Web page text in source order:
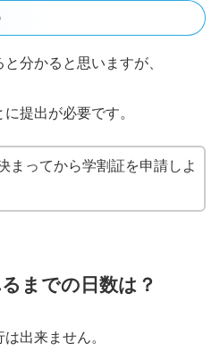
分かると思いますが、
提出が必要です。
まってから学割証を申請しよ
までの日数は？
出来ません。